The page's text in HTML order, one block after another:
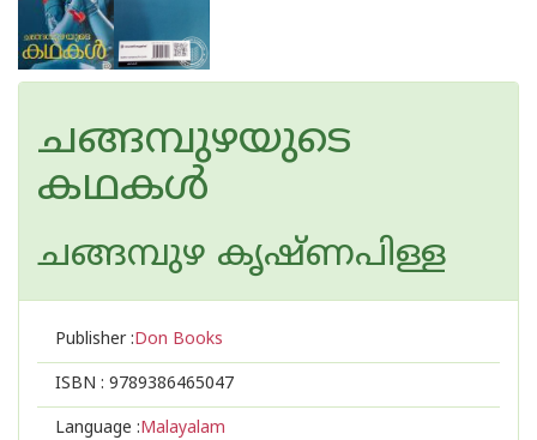
ചങ്ങമ്പുഴയുടെ
കഥകള്‍
ചങ്ങമ്പുഴ കൃഷ്ണപിള്ള
Publisher :Don Books
ISBN : 9789386465047
Language :Malayalam